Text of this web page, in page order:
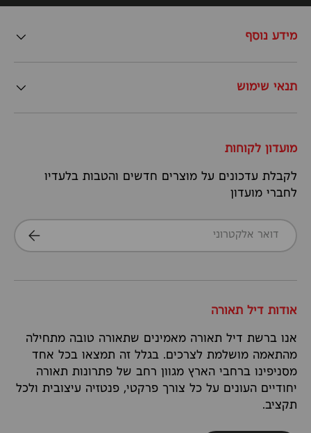
מידע נוסף
תנאי שימוש
מועדון לקוחות
לקבלת עדכונים על מוצרים חדשים והטבות בלעדיו
לחברי מועדון
דואר אלקטרוני
הרשמה
אודות דיל תאורה
אנו ברשת דיל תאורה מאמינים שתאורה טובה מתחילה
מהתאמה מושלמת לצרכים. בגלל זה תמצאו בכל אחד
מסניפינו ברחבי הארץ מגוון רחב של פתרונות תאורה
יחודיים העונים על כל צורך פרקטי, פנטזיה עיצובית ולכל
תקציב.